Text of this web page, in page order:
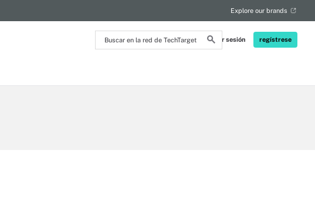
Buscar
en
TechTarget
Iniciar sesión regístrese
Explore our brands